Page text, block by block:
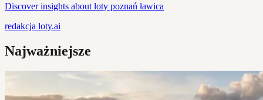
Discover insights about loty poznań ławica
redakcja loty.ai
Najważniejsze